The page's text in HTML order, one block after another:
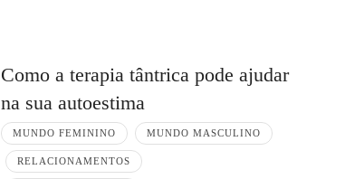
Como a terapia tântrica pode ajudar
na sua autoestima
MUNDO FEMININO MUNDO MASCULINO
RELACIONAMENTOS